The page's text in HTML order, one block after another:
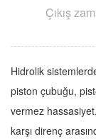
Çıkış
Hidrolik
piston çubuğu,
vermez
karşı direnç